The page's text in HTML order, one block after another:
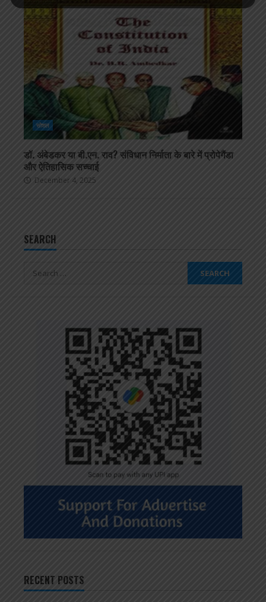
सोशल
डॉ. अंबेडकर या बी.एन. राव? संविधान निर्माता के बारे में प्रोपेगैंडा
और ऐतिहासिक सच्चाई
December 4, 2025
SEARCH
Search
RECENT POSTS